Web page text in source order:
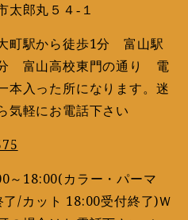
太郎丸５４‐１
町駅から徒歩1分 富山駅
富山高校東門の通り 電
本入った所になります。迷
気軽にお電話下さい
～18:00(カラー・パーマ
/カット 18:00受付終了)Ｗ